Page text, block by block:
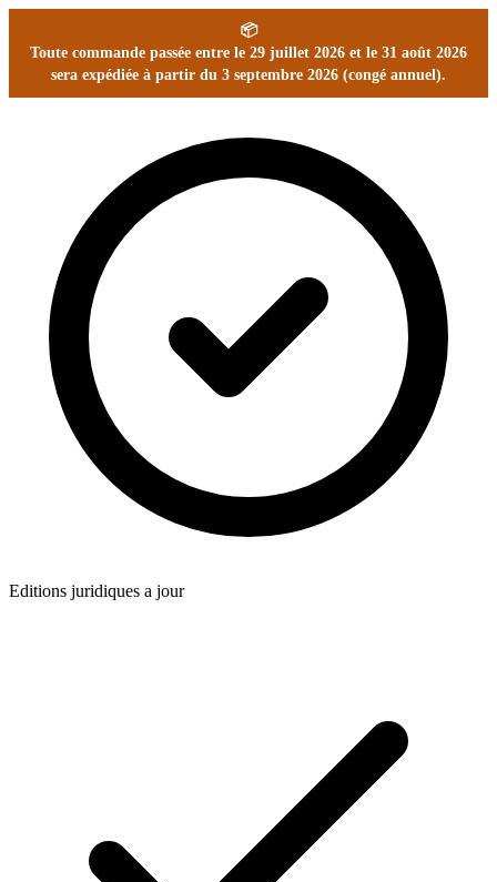
📦
Toute commande passée entre le 29 juillet 2026 et le 31 août 2026
sera expédiée à partir du 3 septembre 2026 (congé annuel).
Editions juridiques a jour